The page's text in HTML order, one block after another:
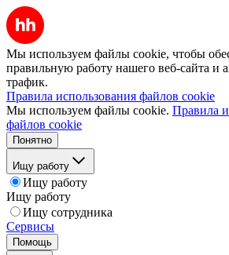
Мы используем файлы cookie, чтобы
правильную работу нашего веб-сайта и
трафик.
Правила использования файлов cookie
Мы используем файлы cookie. Правила
файлов cookie
Понятно
Ищу работу
Ищу работу
Ищу работу
Ищу сотрудника
Сервисы
Помощь